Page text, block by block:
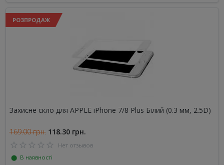
РОЗПРОДАЖ
Захисне скло для APPLE iPhone 7/8 Plus Білий (0.3 мм, 2.5D)
169.00 грн. 118.30 грн.
Нет отзывов
⬤ В наявності